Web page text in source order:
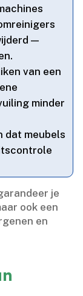
—
van een
minder
dat meubels
je
ook een
en